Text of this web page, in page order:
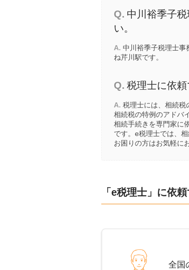
Q. 中川裕季子
い。
A. 中川裕季子税理士事
ね芹川駅です。
Q. 税理士に依
A. 税理士には、相続税
相続税の特例のアドバ
相続手続きを専門家に
です。e税理士では、
お困りの方はお気軽に
「e税理士」に依
全国